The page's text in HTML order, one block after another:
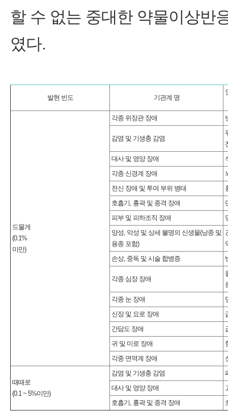
할 수 없는 중대한 약물이상반
였다.
발현 빈도 기관계 명
드물게
(0.1%
미만)
각종 위장관 장애
감염 및 기생충 감염
대사 및 영양 장애
각종 신경계 장애
전신 장애 및 투여 부위 병태
호흡기, 흉곽 및 종격 장애
피부 및 피하조직 장애
양성, 악성 및 상세 불명의 신생물(낭종 및
용종 포함)
손상, 중독 및 시술 합병증
각종 심장 장애
각종 눈 장애
신장 및 요로 장애
간담도 장애
귀 및 미로 장애
각종 면역계 장애
때때로
(0.1 ~ 5%미만)
감염 및 기생충 감염
대사 및 영양 장애
호흡기, 흉곽 및 종격 장애